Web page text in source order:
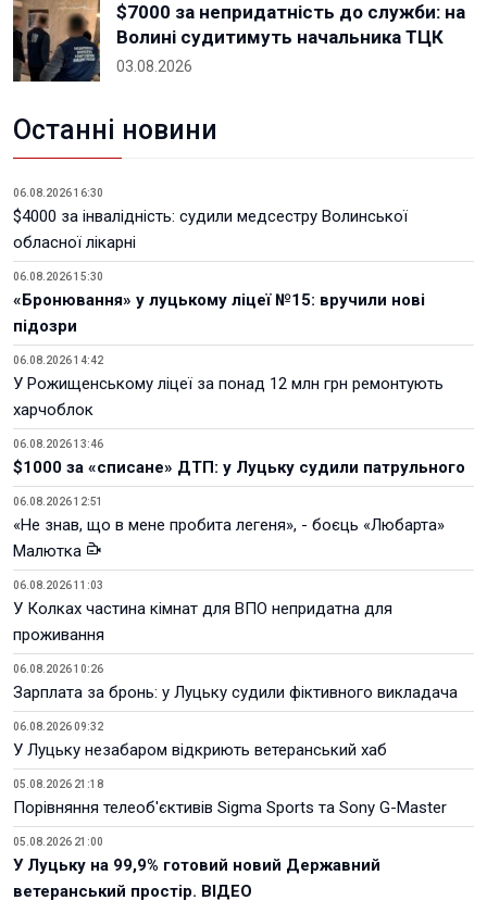
$7000 за непридатність до служби: на
Волині судитимуть начальника ТЦК
03.08.2026
Останні новини
06.08.2026 16:30
$4000 за інвалідність: судили медсестру Волинської
обласної лікарні
06.08.2026 15:30
«Бронювання» у луцькому ліцеї №15: вручили нові
підозри
06.08.2026 14:42
У Рожищенському ліцеї за понад 12 млн грн ремонтують
харчоблок
06.08.2026 13:46
$1000 за «списане» ДТП: у Луцьку судили патрульного
06.08.2026 12:51
«Не знав, що в мене пробита легеня», - боєць «Любарта»
Малютка
06.08.2026 11:03
У Колках частина кімнат для ВПО непридатна для
проживання
06.08.2026 10:26
Зарплата за бронь: у Луцьку судили фіктивного викладача
06.08.2026 09:32
У Луцьку незабаром відкриють ветеранський хаб
05.08.2026 21:18
Порівняння телеоб'єктивів Sigma Sports та Sony G-Master
05.08.2026 21:00
У Луцьку на 99,9% готовий новий Державний
ветеранський простір. ВІДЕО